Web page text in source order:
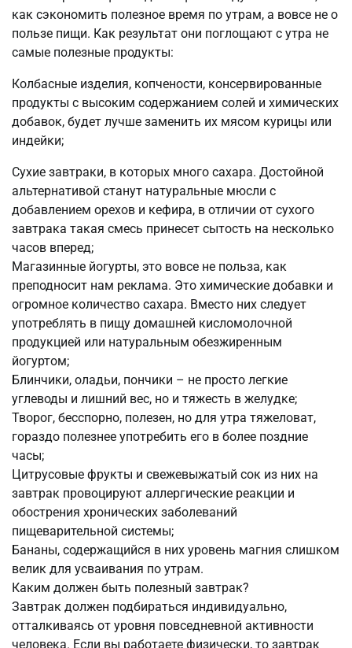
как сэкономить полезное время по утрам, а вовсе не о
пользе пищи. Как результат они поглощают с утра не
самые полезные продукты:
Колбасные изделия, копчености, консервированные
продукты с высоким содержанием солей и химических
добавок, будет лучше заменить их мясом курицы или
индейки;
Сухие завтраки, в которых много сахара. Достойной
альтернативой станут натуральные мюсли с
добавлением орехов и кефира, в отличии от сухого
завтрака такая смесь принесет сытость на несколько
часов вперед;
Магазинные йогурты, это вовсе не польза, как
преподносит нам реклама. Это химические добавки и
огромное количество сахара. Вместо них следует
употреблять в пищу домашней кисломолочной
продукцией или натуральным обезжиренным
йогуртом;
Блинчики, оладьи, пончики – не просто легкие
углеводы и лишний вес, но и тяжесть в желудке;
Творог, бесспорно, полезен, но для утра тяжеловат,
гораздо полезнее употребить его в более поздние
часы;
Цитрусовые фрукты и свежевыжатый сок из них на
завтрак провоцируют аллергические реакции и
обострения хронических заболеваний
пищеварительной системы;
Бананы, содержащийся в них уровень магния слишком
велик для усваивания по утрам.
Каким должен быть полезный завтрак?
Завтрак должен подбираться индивидуально,
отталкиваясь от уровня повседневной активности
человека. Если вы работаете физически, то завтрак